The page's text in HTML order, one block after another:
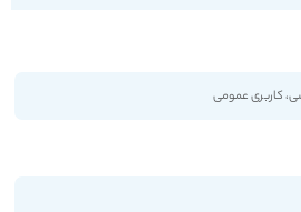
کاربری عمومی